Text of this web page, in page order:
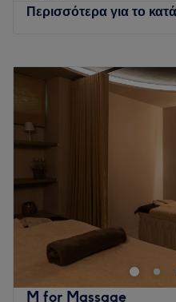
Περισσότερα για το
Τρίτη
Πέμπτη
Παρασκευή
Σάββατο
Το InSparing στο Κολωνάκι
ευεξίας που αποπνέει
υπηρεσίες και το ευδιάθετο
δημιουργούν ένα
επιστρέψεις και να αφεθείς
M for Massage